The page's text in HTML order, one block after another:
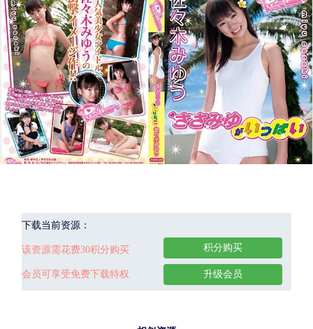
下载当前资源：
该资源需花费30积分购买
会员可享受免费下载特权
积分购买
升级会员